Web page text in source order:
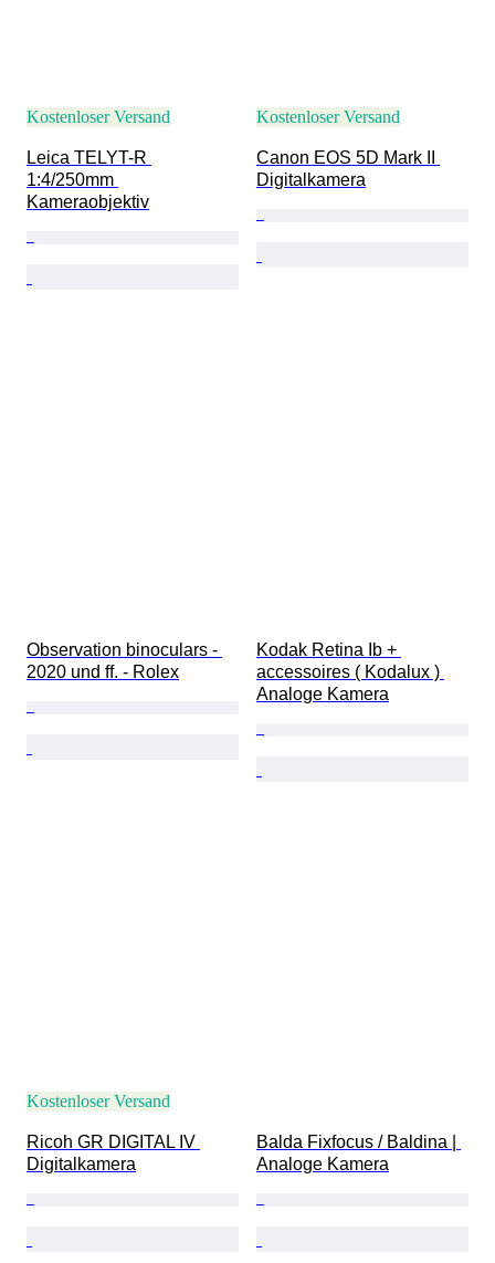
Kostenloser Versand
Leica TELYT-R
1:4/250mm
Kameraobjektiv
Kostenloser Versand
Canon EOS 5D Mark II
Digitalkamera
Observation binoculars -
2020 und ff. - Rolex
Kodak Retina Ib +
accessoires ( Kodalux )
Analoge Kamera
Kostenloser Versand
Ricoh GR DIGITAL IV
Digitalkamera
Balda Fixfocus / Baldina |
Analoge Kamera